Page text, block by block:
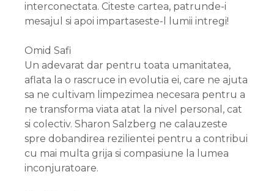
interconectata. Citeste cartea, patrunde-i
mesajul si apoi impartaseste-l lumii intregi!
Omid Safi
Un adevarat dar pentru toata umanitatea,
aflata la o rascruce in evolutia ei, care ne ajuta
sa ne cultivam limpezimea necesara pentru a
ne transforma viata atat la nivel personal, cat
si colectiv. Sharon Salzberg ne calauzeste
spre dobandirea rezilientei pentru a contribui
cu mai multa grija si compasiune la lumea
inconjuratoare.